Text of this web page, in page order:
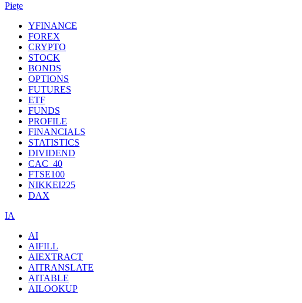
Piețe
YFINANCE
FOREX
CRYPTO
STOCK
BONDS
OPTIONS
FUTURES
ETF
FUNDS
PROFILE
FINANCIALS
STATISTICS
DIVIDEND
CAC_40
FTSE100
NIKKEI225
DAX
IA
AI
AIFILL
AIEXTRACT
AITRANSLATE
AITABLE
AILOOKUP